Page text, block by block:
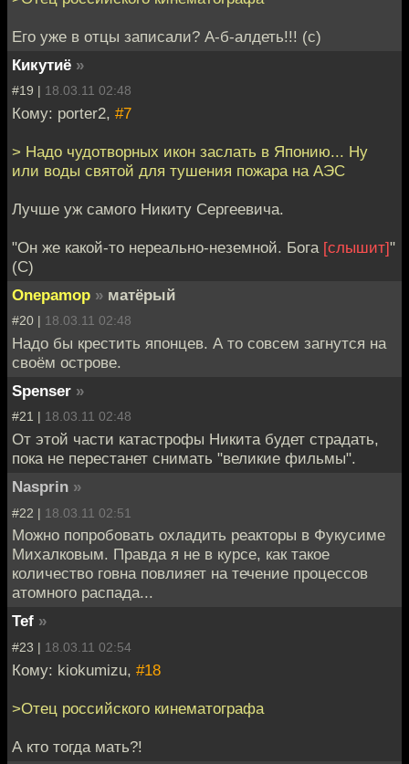
Его уже в отцы записали? А-б-алдеть!!! (с)
Кикутиё »
#19 | 18.03.11 02:48
Кому: porter2, #7
> Надо чудотворных икон заслать в Японию... Ну
или воды святой для тушения пожара на АЭС
Лучше уж самого Никиту Сергеевича.
"Он же какой-то нереально-неземной. Бога [слышит]"
(C)
Onepamop » матёрый
#20 | 18.03.11 02:48
Надо бы крестить японцев. А то совсем загнутся на
своём острове.
Spenser »
#21 | 18.03.11 02:48
От этой части катастрофы Никита будет страдать,
пока не перестанет снимать "великие фильмы".
Nasprin »
#22 | 18.03.11 02:51
Можно попробовать охладить реакторы в Фукусиме
Михалковым. Правда я не в курсе, как такое
количество говна повлияет на течение процессов
атомного распада...
Tef »
#23 | 18.03.11 02:54
Кому: kiokumizu, #18
>Отец российского кинематографа
А кто тогда мать?!